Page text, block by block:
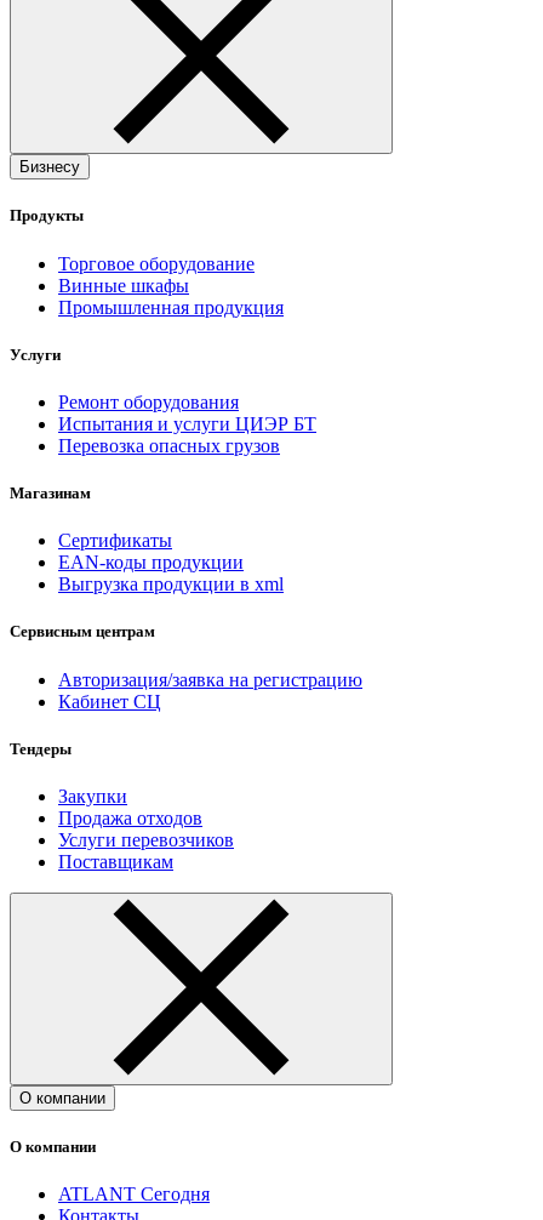
Бизнесу
Продукты
Торговое оборудование
Винные шкафы
Промышленная продукция
Услуги
Ремонт оборудования
Испытания и услуги ЦИЭР БТ
Перевозка опасных грузов
Магазинам
Сертификаты
EAN-коды продукции
Выгрузка продукции в xml
Сервисным центрам
Авторизация/заявка на регистрацию
Кабинет СЦ
Тендеры
Закупки
Продажа отходов
Услуги перевозчиков
Поставщикам
О компании
О компании
ATLANT Сегодня